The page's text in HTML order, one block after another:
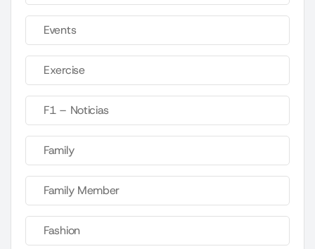
Events
Exercise
F1 – Noticias
Family
Family Member
Fashion